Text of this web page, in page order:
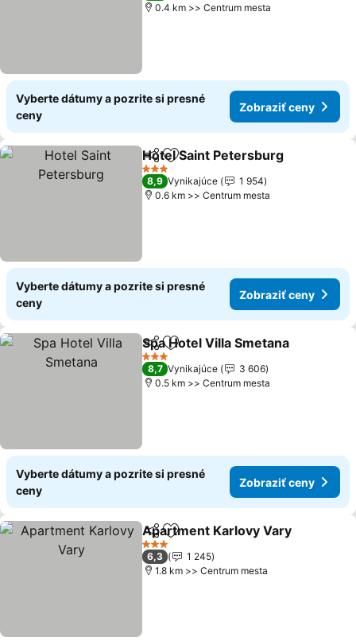
0.4 km >> Centrum mesta
Vyberte dátumy a pozrite si presné
ceny
Zobraziť ceny
ZdieľaťPridať do obľúbených
Hotel Saint Petersburg
3 Počet hviezdičiek
8,9 Vynikajúce
1 954
0.6 km >> Centrum mesta
Vyberte dátumy a pozrite si presné
ceny
Zobraziť ceny
ZdieľaťPridať do obľúbených
Spa Hotel Villa Smetana
3 Počet hviezdičiek
8,7 Vynikajúce
3 606
0.5 km >> Centrum mesta
Vyberte dátumy a pozrite si presné
ceny
Zobraziť ceny
ZdieľaťPridať do obľúbených
Apartment Karlovy Vary
3 Počet hviezdičiek
6,3
1 245
1.8 km >> Centrum mesta